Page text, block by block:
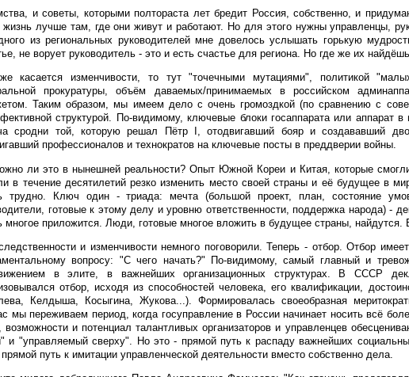
и советы, которыми полтораста лет бредит Россия, собственно, и
лучше там, где они живут и работают. Но для этого нужны управленцы,
из региональных руководителей мне довелось услышать горькую
не ворует руководитель - это и есть счастье для региона. Но где же их
касается изменчивости, то тут "точечными мутациями", политикой
прокуратуры, объём даваемых/принимаемых в российском
Таким образом, мы имеем дело с очень громоздкой (по сравнению с
структурой. По-видимому, ключевые блоки госаппарата или аппарат в
сродни той, которую решал Пётр I, отодвигавший бояр и создававший
профессионалов и технократов на ключевые посты в преддверии войны.
ли это в нынешней реальности? Опыт Южной Кореи и Китая, которые смогли
в течение десятилетий резко изменить место своей страны и её будущее в
трудно. Ключ один - триада: мечта (большой проект, план, состояние
готовые к этому делу и уровню ответственности, поддержка народа) -
многое приложится. Люди, готовые многое вложить в будущее страны, найдутся.
и изменчивости немного поговорили. Теперь - отбор. Отбор
вопросу: "С чего начать?" По-видимому, самый главный и
в элите, в важнейших организационных структурах. В СССР
отбор, исходя из способностей человека, его квалификации,
Келдыша, Косыгина, Жукова...). Формировалась своеобразная
мы переживаем период, когда госуправление в России начинает носить всё
возможности и потенциал талантливых организаторов и управленцев
и "управляемый сверху". Но это - прямой путь к распаду важнейших
путь к имитации управленческой деятельности вместо собственно дела.